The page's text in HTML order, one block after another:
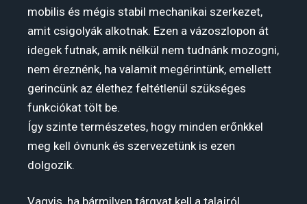
mobilis és mégis stabil mechanikai szerkezet,
amit csigolyák alkotnak. Ezen a vázoszlopon át
idegek futnak, amik nélkül nem tudnánk mozogni,
nem éreznénk, ha valamit megérintünk, emellett
gerincünk az élethez feltétlenül szükséges
funkciókat tölt be.
Így szinte természetes, hogy minden erőnkkel
meg kell óvnunk és szervezetünk is ezen
dolgozik.